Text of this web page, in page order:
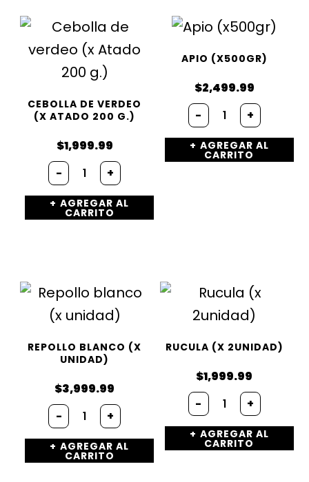
CEBOLLA DE VERDEO
(X ATADO 200 G.)
$1,999.99
- Cebolla
de
verdeo
(x
Atado
+
AGREGAR AL
CARRITO
APIO (X500GR)
$2,499.99
- Apio
(x500gr)
cantidad
+
AGREGAR AL
CARRITO
REPOLLO BLANCO (X
UNIDAD)
$3,999.99
- Repollo
blanco
(x
unidad)
cantidad
+
AGREGAR AL
CARRITO
RUCULA (X 2UNIDAD)
$1,999.99
- Rucula
(x
2unidad)
cantidad
+
AGREGAR AL
CARRITO